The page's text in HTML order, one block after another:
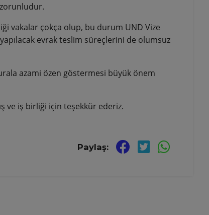
vakalar çokça olup, bu durum UND Vize
evrak teslim süreçlerini de olumsuz
azami özen göstermesi büyük önem
ve iş birliği için teşekkür ederiz.
Paylaş: